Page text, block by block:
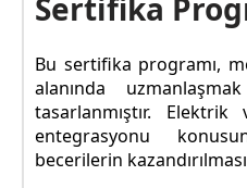
Sertifika
Bu sertifika programı,
alanında
tasarlanmıştır.
entegrasyonu
becerilerin